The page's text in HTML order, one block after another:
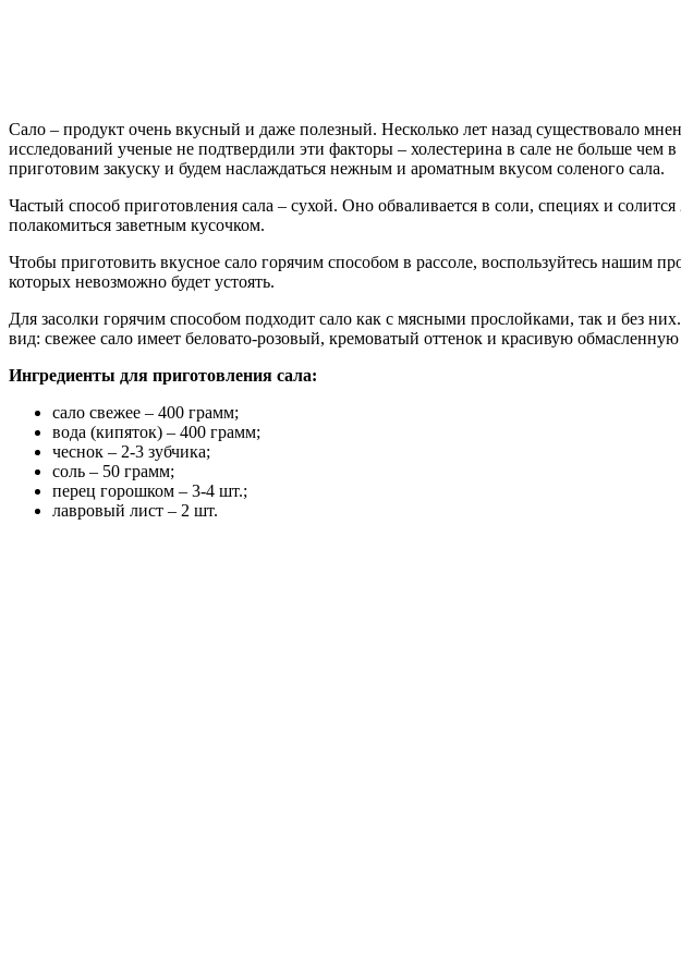
Сало – продукт очень вкусный и даже полезный. Несколько лет назад существовало
исследований ученые не подтвердили эти факторы – холестерина в сале не больше чем
приготовим закуску и будем наслаждаться нежным и ароматным вкусом соленого сала.
Частый способ приготовления сала – сухой. Оно обваливается в соли, специях и
полакомиться заветным кусочком.
Чтобы приготовить вкусное сало горячим способом в рассоле, воспользуйтесь нашим
которых невозможно будет устоять.
Для засолки горячим способом подходит сало как с мясными прослойками, так и без
вид: свежее сало имеет беловато-розовый, кремоватый оттенок и красивую
Ингредиенты для приготовления сала:
сало свежее – 400 грамм;
вода (кипяток) – 400 грамм;
чеснок – 2-3 зубчика;
соль – 50 грамм;
перец горошком – 3-4 шт.;
лавровый лист – 2 шт.